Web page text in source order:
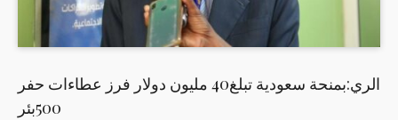
الري:بمنحة سعودية تبلغ40 مليون دولار فرز عطاءات حفر
500بئر